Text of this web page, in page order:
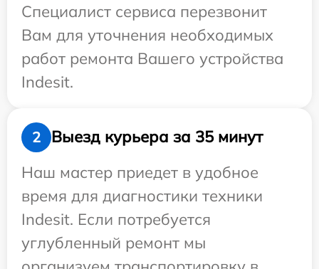
Специалист сервиса перезвонит
Вам для уточнения необходимых
работ ремонта Вашего устройства
Indesit.
2
Выезд курьера за 35 минут
Наш мастер приедет в удобное
время для диагностики техники
Indesit. Если потребуется
углубленный ремонт мы